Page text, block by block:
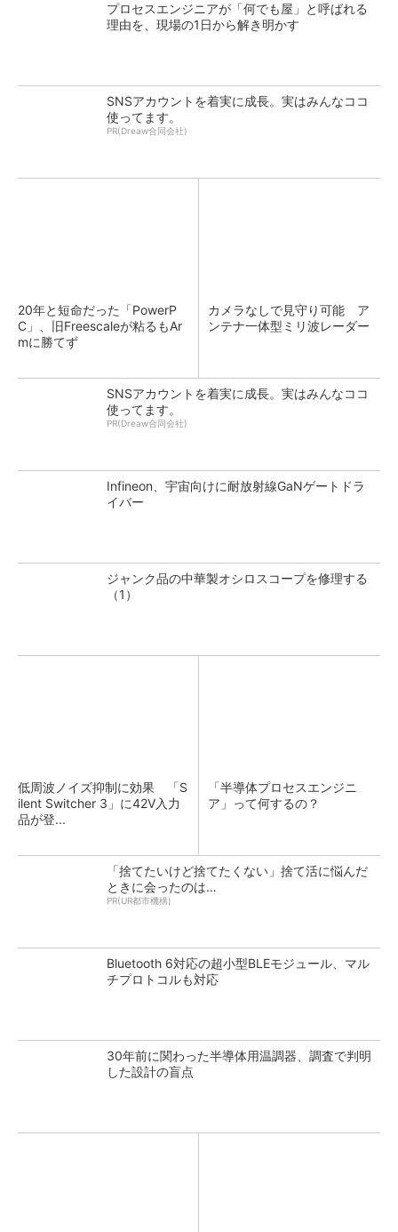
プロセスエンジニアが「何でも屋」と呼ばれる
理由を、現場の1日から解き明かす
SNSアカウントを着実に成長。実はみんなココ
使ってます。
PR(Dreaw合同会社)
20年と短命だった「PowerP
C」、旧Freescaleが粘るもAr
mに勝てず
カメラなしで見守り可能 ア
ンテナ一体型ミリ波レーダー
SNSアカウントを着実に成長。実はみんなココ
使ってます。
PR(Dreaw合同会社)
Infineon、宇宙向けに耐放射線GaNゲートドラ
イバー
ジャンク品の中華製オシロスコープを修理する
（1）
低周波ノイズ抑制に効果 「S
ilent Switcher 3」に42V入力
品が登...
「半導体プロセスエンジニ
ア」って何するの？
「捨てたいけど捨てたくない」捨て活に悩んだ
ときに会ったのは…
PR(UR都市機構)
Bluetooth 6対応の超小型BLEモジュール、マル
チプロトコルも対応
30年前に関わった半導体用温調器、調査で判明
した設計の盲点